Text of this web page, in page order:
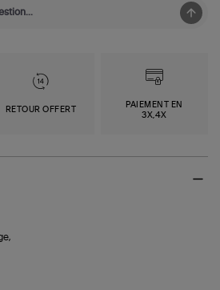
RETOUR OFFERT
PAIEMENT EN
3X,4X